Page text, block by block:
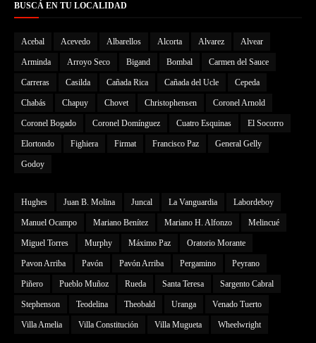
BUSCÁ EN TU LOCALIDAD
Acebal Acevedo Albarellos Alcorta Alvarez Alvear
Arminda Arroyo Seco Bigand Bombal Carmen del Sauce
Carreras Casilda Cañada Rica Cañada del Ucle Cepeda
Chabás Chapuy Chovet Christophensen Coronel Arnold
Coronel Bogado Coronel Domínguez Cuatro Esquinas El Socorro
Elortondo Fighiera Firmat Francisco Paz General Gelly
Godoy
Hughes Juan B. Molina Juncal La Vanguardia Labordeboy
Manuel Ocampo Mariano Benítez Mariano H. Alfonzo Melincué
Miguel Torres Murphy Máximo Paz Oratorio Morante
Pavon Arriba Pavón Pavón Arriba Pergamino Peyrano
Piñero Pueblo Muñoz Rueda Santa Teresa Sargento Cabral
Stephenson Teodelina Theobald Uranga Venado Tuerto
Villa Amelia Villa Constitución Villa Mugueta Wheelwright